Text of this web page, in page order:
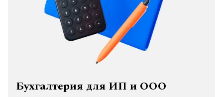
Бухгалтерия для ИП и ООО